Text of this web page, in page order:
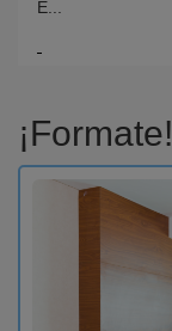
E...
¡Formate!